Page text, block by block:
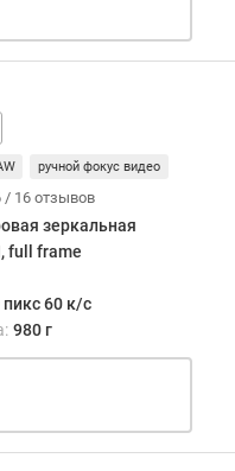
ручной фокус видео
/ 16 отзывов
зеркальная
full frame
60 к/с
980 г